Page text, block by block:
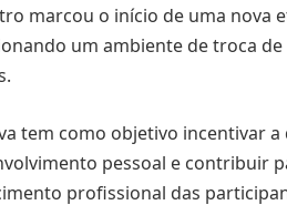
marcou o início de uma nova
um ambiente de troca
tem como objetivo incentivar
pessoal e contribuir
profissional das